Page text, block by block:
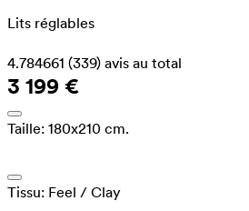
Lits réglables
4.784661 (339) avis au total
3 199 €
Taille: 180x210 cm.
Tissu: Feel / Clay